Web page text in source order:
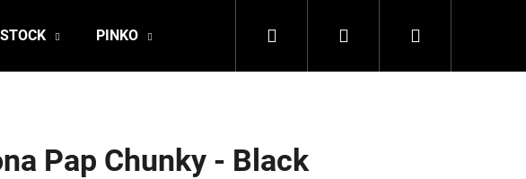
PINKO DALE OF NORWAY LA MARTINA
Hledat PřihlášeníNákupní
Pap Chunky - Black